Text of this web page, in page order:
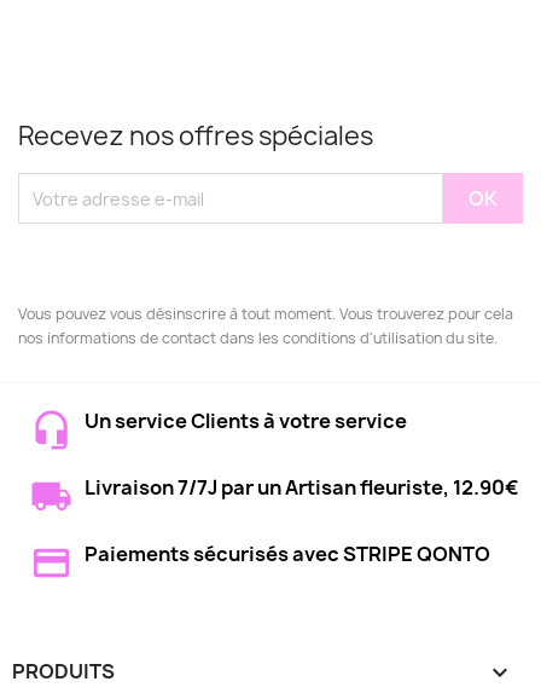
Recevez nos offres spéciales
Vous pouvez vous désinscrire à tout moment. Vous trouverez pour cela
nos informations de contact dans les conditions d'utilisation du site.
Un service Clients à votre service
Livraison 7/7J par un Artisan fleuriste, 12.90€
Paiements sécurisés avec STRIPE QONTO
PRODUITS 